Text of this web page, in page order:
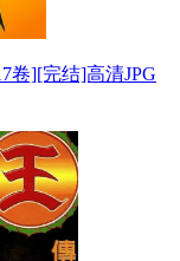
卷][完结]高清JPG